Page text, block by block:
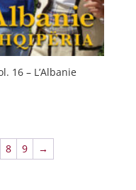
16 – L’Albanie
8 9 →